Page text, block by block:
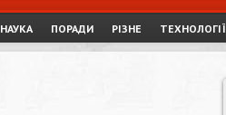
НАУКА ПОРАДИ РІЗНЕ ТЕХНОЛОГІЇ